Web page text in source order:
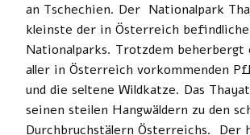
an Tschechien. Der Nationalpark
kleinste der in Österreich
Nationalparks. Trotzdem
aller in Österreich vorkommenden
und die seltene Wildkatze. Das
seinen steilen Hangwäldern zu den
Durchbruchstälern Österreichs. Der